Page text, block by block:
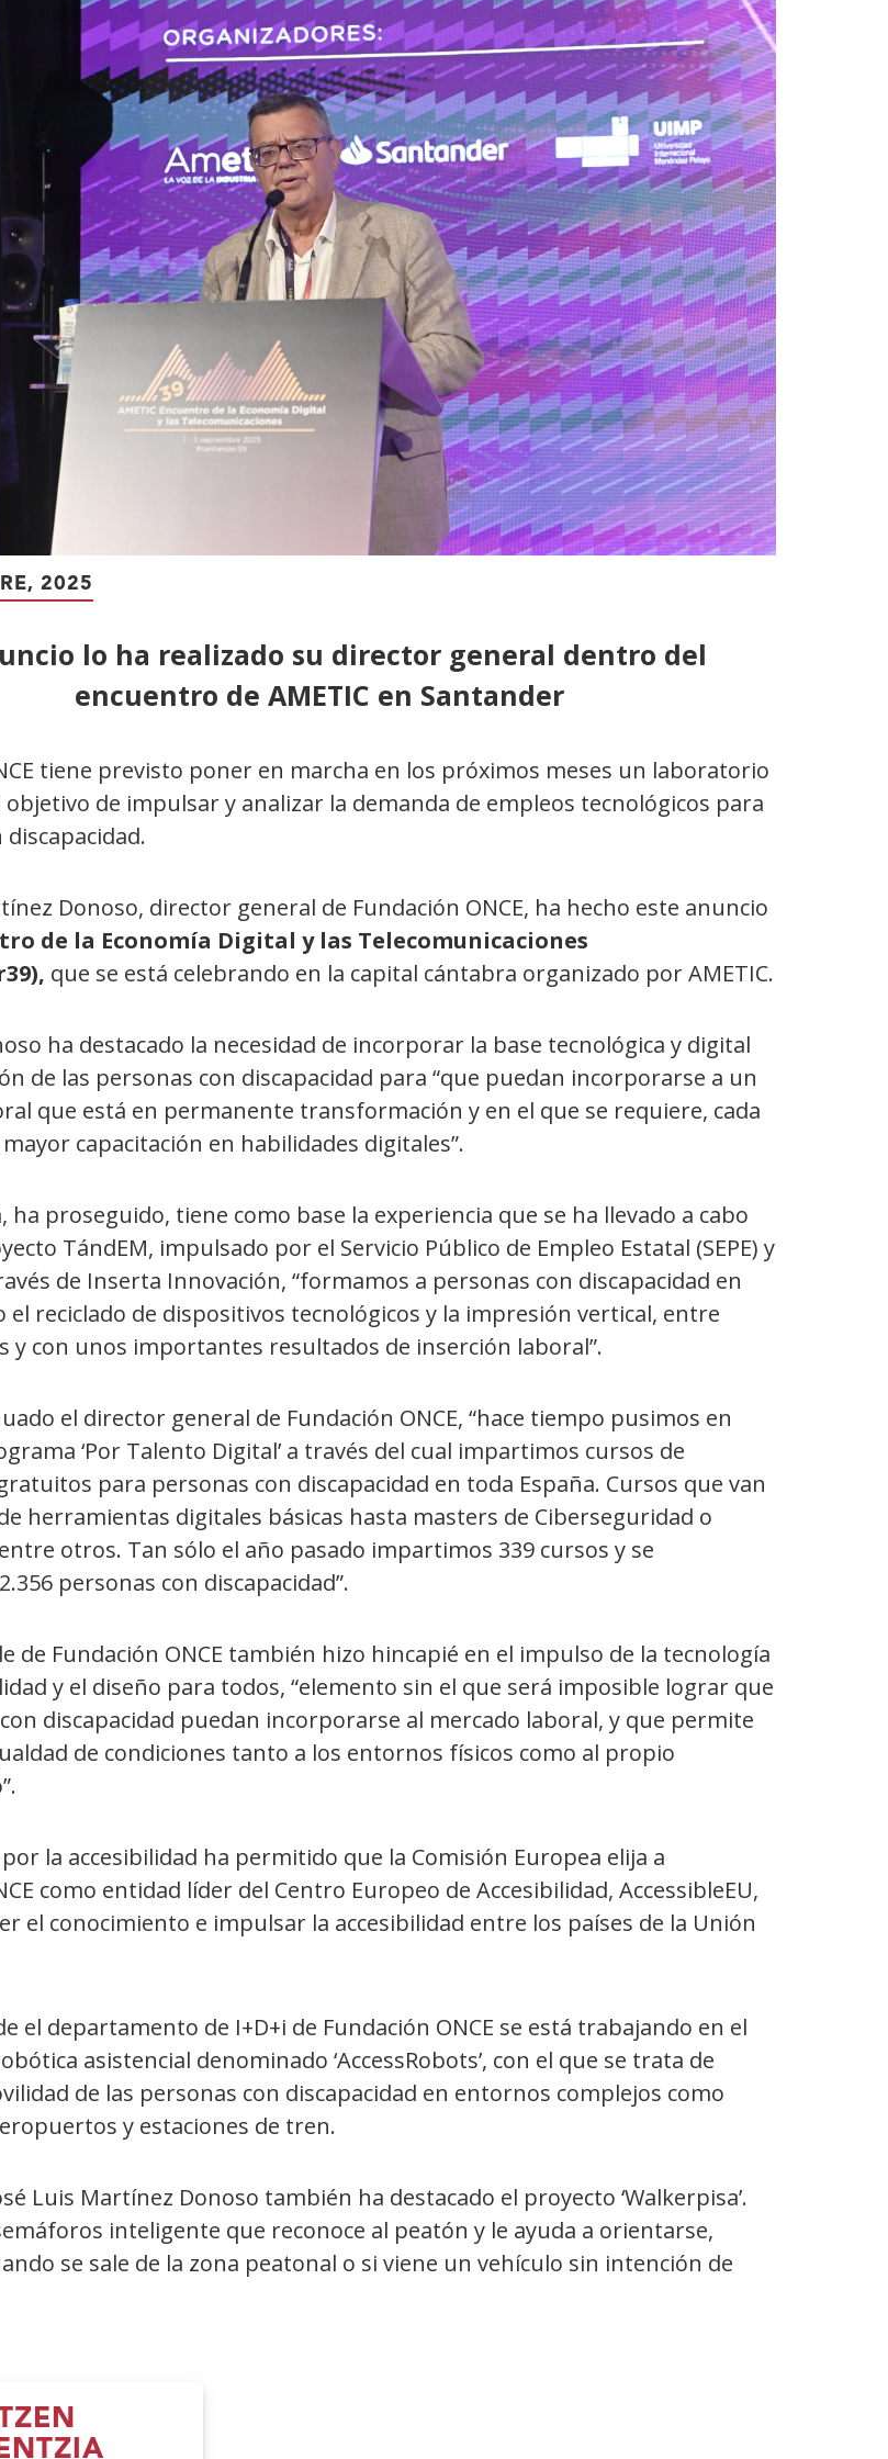
2025
lo ha realizado su director general dentro del
encuentro de AMETIC en Santander
tiene previsto poner en marcha en los próximos meses un laboratorio
objetivo de impulsar y analizar la demanda de empleos tecnológicos para
Donoso, director general de Fundación ONCE, ha hecho este anuncio
de la Economía Digital y las Telecomunicaciones
que se está celebrando en la capital cántabra organizado por AMETIC.
ha destacado la necesidad de incorporar la base tecnológica y digital
de las personas con discapacidad para “que puedan incorporarse a un
que está en permanente transformación y en el que se requiere, cada
capacitación en habilidades digitales”.
ha proseguido, tiene como base la experiencia que se ha llevado a cabo
TándEM, impulsado por el Servicio Público de Empleo Estatal (SEPE) y
de Inserta Innovación, “formamos a personas con discapacidad en
el reciclado de dispositivos tecnológicos y la impresión vertical, entre
y con unos importantes resultados de inserción laboral”.
el director general de Fundación ONCE, “hace tiempo pusimos en
‘Por Talento Digital’ a través del cual impartimos cursos de
para personas con discapacidad en toda España. Cursos que van
herramientas digitales básicas hasta masters de Ciberseguridad o
otros. Tan sólo el año pasado impartimos 339 cursos y se
personas con discapacidad”.
de Fundación ONCE también hizo hincapié en el impulso de la tecnología
y el diseño para todos, “elemento sin el que será imposible lograr que
discapacidad puedan incorporarse al mercado laboral, y que permite
de condiciones tanto a los entornos físicos como al propio
la accesibilidad ha permitido que la Comisión Europea elija a
como entidad líder del Centro Europeo de Accesibilidad, AccessibleEU,
el conocimiento e impulsar la accesibilidad entre los países de la Unión
el departamento de I+D+i de Fundación ONCE se está trabajando en el
asistencial denominado ‘AccessRobots’, con el que se trata de
de las personas con discapacidad en entornos complejos como
y estaciones de tren.
Luis Martínez Donoso también ha destacado el proyecto ‘Walkerpisa’.
inteligente que reconoce al peatón y le ayuda a orientarse,
se sale de la zona peatonal o si viene un vehículo sin intención de